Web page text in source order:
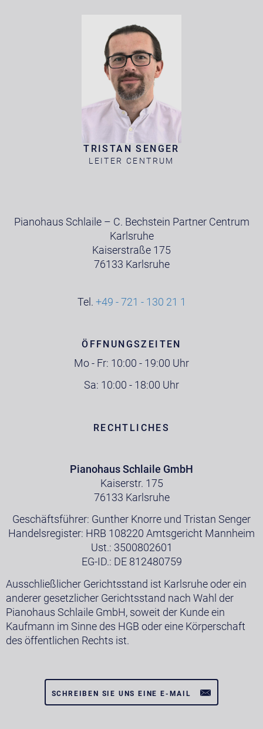
TRISTAN SENGER
LEITER CENTRUM
Pianohaus Schlaile – C. Bechstein Partner Centrum
Karlsruhe
Kaiserstraße 175
76133 Karlsruhe
Tel. +49 - 721 - 130 21 1
ÖFFNUNGSZEITEN
Mo - Fr: 10:00 - 19:00 Uhr
Sa: 10:00 - 18:00 Uhr
RECHTLICHES
Pianohaus Schlaile GmbH
Kaiserstr. 175
76133 Karlsruhe
Geschäftsführer: Gunther Knorre und Tristan Senger
Handelsregister: HRB 108220 Amtsgericht Mannheim
Ust.: 3500802601
EG-ID.: DE 812480759
Ausschließlicher Gerichtsstand ist Karlsruhe oder ein
anderer gesetzlicher Gerichtsstand nach Wahl der
Pianohaus Schlaile GmbH, soweit der Kunde ein
Kaufmann im Sinne des HGB oder eine Körperschaft
des öffentlichen Rechts ist.
SCHREIBEN SIE UNS EINE E-MAIL